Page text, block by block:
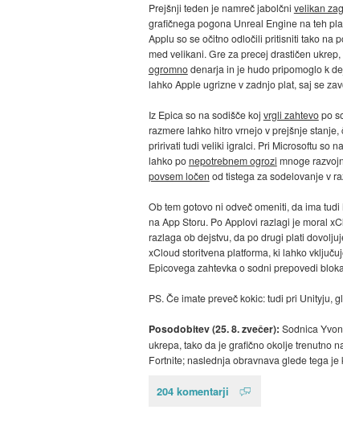
Prejšnji teden je namreč jabolčni velikan
grafičnega pogona Unreal Engine na teh
Applu so se očitno odločili pritisniti tako na
med velikani. Gre za precej drastičen
ogromnodenarja in je hudo pripomoglo k
lahko Apple ugrizne v zadnjo plat, saj se
Iz Epica so na sodišče koj vrgli zahtevopo
razmere lahko hitro vrnejo v prejšnje
pririvati tudi veliki igralci. Pri Microsoftu so
lahko ponepotrebnem ogrozi mnoge
povsem ločen od tistega za sodelovanje v
Ob tem gotovo ni odveč omeniti, da ima
na App Storu. Po Applovi razlagi je moral
razlaga ob dejstvu, da po drugi plati
xCloud storitvena platforma, ki lahko
Epicovega zahtevka o sodni prepovedi
PS. Če imate preveč kokic: tudi pri Unityju,
Posodobitev (25. 8. zvečer): Sodnica
ukrepa, tako da je grafično okolje trenutno
Fortnite; naslednja obravnava glede tega je
204 komentarji